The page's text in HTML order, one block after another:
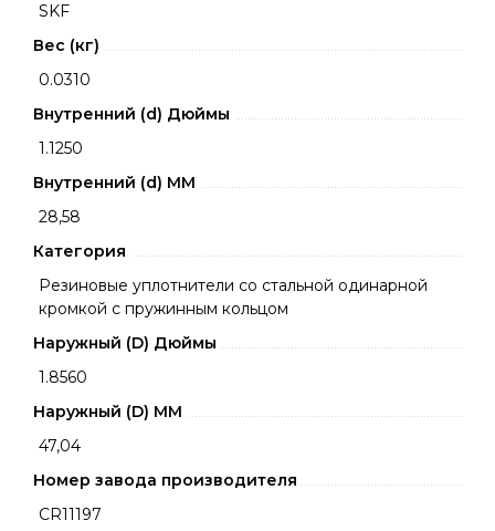
SKF
Вес (кг)
0.0310
Внутренний (d) Дюймы
1.1250
Внутренний (d) ММ
28,58
Категория
Резиновые уплотнители со стальной одинарной
кромкой с пружинным кольцом
Наружный (D) Дюймы
1.8560
Наружный (D) ММ
47,04
Номер завода производителя
CR11197